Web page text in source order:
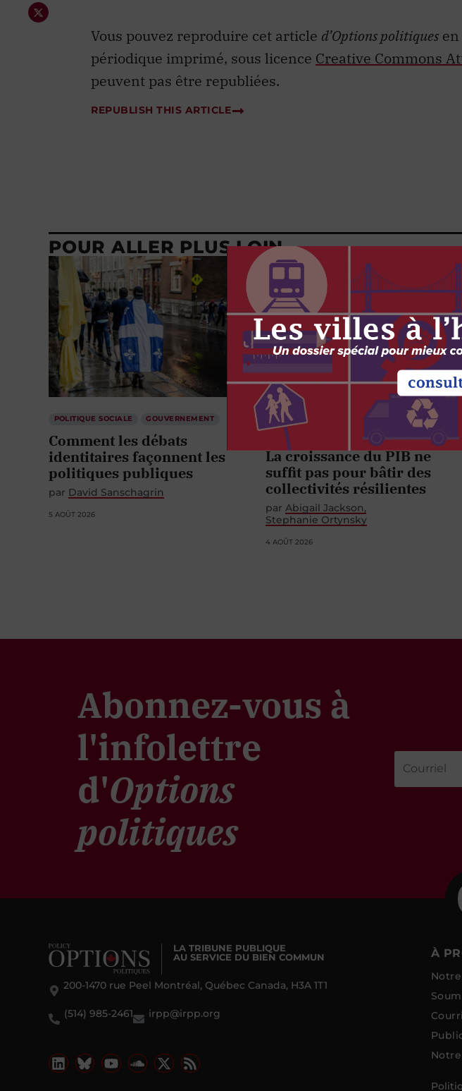
Vous pouvez reproduire cet article d’Options politiques
périodique imprimé, sous licence Creative Commons
peuvent pas être republiées.
REPUBLISH THIS ARTICLE
POUR ALLER PLUS LOIN
POLITIQUE SOCIALE GOUVERNEMENT
Comment les débats
identitaires façonnent les
politiques publiques
par David Sanschagrin
5 AOÛT 2026
ENVIRONNEMENT
SCIENCE ET TECHNOLOGIE
La croissance du PIB ne
suffit pas pour bâtir des
collectivités résilientes
par Abigail Jackson
Stephanie Ortynsky
4 AOÛT 2026
Abonnez-vous à
l'infolettre
d'Options
politiques
LA TRIBUNE PUBLIQUE
AU SERVICE DU BIEN COMMUN
200-1470 rue Peel Montréal, Québec Canada, H3A 1T1
(514) 985-2461 irpp@irpp.org
À